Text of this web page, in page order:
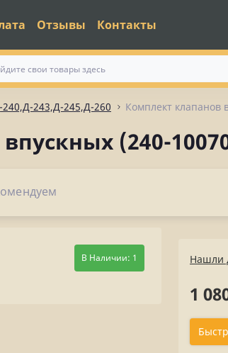
Отзывы Контакты
243,Д-245,Д-260 Комплект клапанов
(240-
В Наличии: 1 Нашли
1